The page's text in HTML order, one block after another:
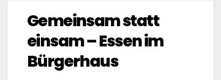
Gemeinsam statt
einsam – Essen im
Bürgerhaus